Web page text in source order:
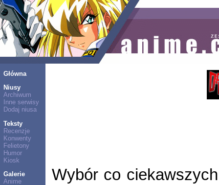
Główna
Niusy
Archiwum
Inne serwisy
Dodaj niusa
Teksty
Recenzje
Konwenty
Felietony
Humor
Kiosk
Galerie
Anime
Wybór co